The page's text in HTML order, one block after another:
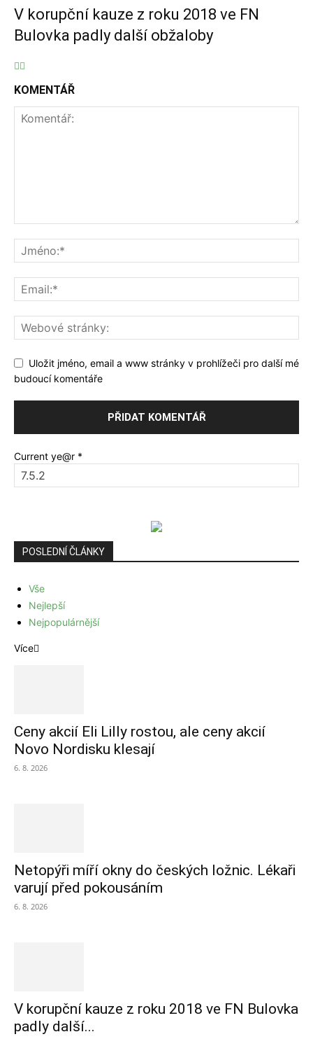
V korupční kauze z roku 2018 ve FN
Bulovka padly další obžaloby
KOMENTÁŘ
Uložit jméno, email a www stránky v prohlížeči pro další mé
budoucí komentáře
Current ye@r *
POSLEDNÍ ČLÁNKY
Vše
Nejlepší
Nejpopulárnější
Více
Ceny akcií Eli Lilly rostou, ale ceny akcií
Novo Nordisku klesají
6. 8. 2026
Netopýři míří okny do českých ložnic. Lékaři
varují před pokousáním
6. 8. 2026
V korupční kauze z roku 2018 ve FN Bulovka
padly další...